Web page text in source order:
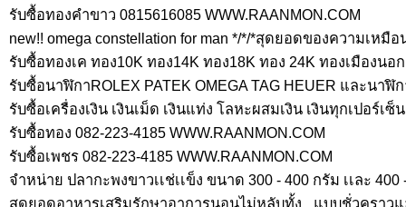
รับซื้อทองคำขาว 0815616085 WWW.RAANMON.COM
new!! omega constellation for man */*/*สุดยอดของความเหมือ
รับซื้อทองเค ทอง10K ทอง14K ทอง18K ทอง 24K ทองเมืองนอ
รับซื้อนาฬิกาROLEX PATEK OMEGA TAG HEUER และนาฬิ
รับซื้อเครื่องเงิน เงินเม็ด เงินแท่ง โลหะผสมเงิน เงินทุกเปอร์เซ็
รับซื้อทอง 082-223-4185 WWW.RAANMON.COM
รับซื้อเพชร 082-223-4185 WWW.RAANMON.COM
จำหน่าย ปลากะพงขาวเเช่เเข็ง ขนาด 300 - 400 กรัม เเละ
สุดยอดอาหารเสริมรักษาอาการนอนไม่หลับทั้ง แบบชั่วคราว